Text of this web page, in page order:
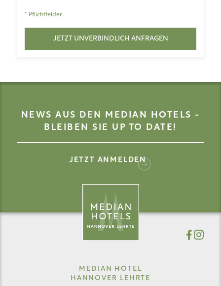
* Pflichtfelder
JETZT UNVERBINDLICH ANFRAGEN
NEWS AUS DEN MEDIAN HOTELS -
BLEIBEN SIE UP TO DATE!
JETZT ANMELDEN
MEDIAN HOTEL
HANNOVER LEHRTE